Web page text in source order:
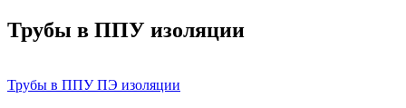
Трубы в ППУ изоляции
Трубы в ППУ ПЭ изоляции